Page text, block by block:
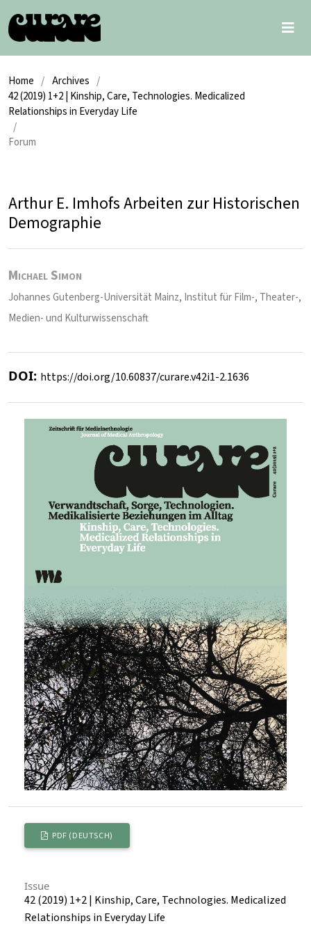
Home / Archives /
42 (2019) 1+2 | Kinship, Care, Technologies. Medicalized
Relationships in Everyday Life
/
Forum
Arthur E. Imhofs Arbeiten zur Historischen
Demographie
Michael Simon
Johannes Gutenberg-Universität Mainz, Institut für Film-, Theater-,
Medien- und Kulturwissenschaft
DOI: https://doi.org/10.60837/curare.v42i1-2.1636
PDF (DEUTSCH)
Issue
42 (2019) 1+2 | Kinship, Care, Technologies. Medicalized
Relationships in Everyday Life